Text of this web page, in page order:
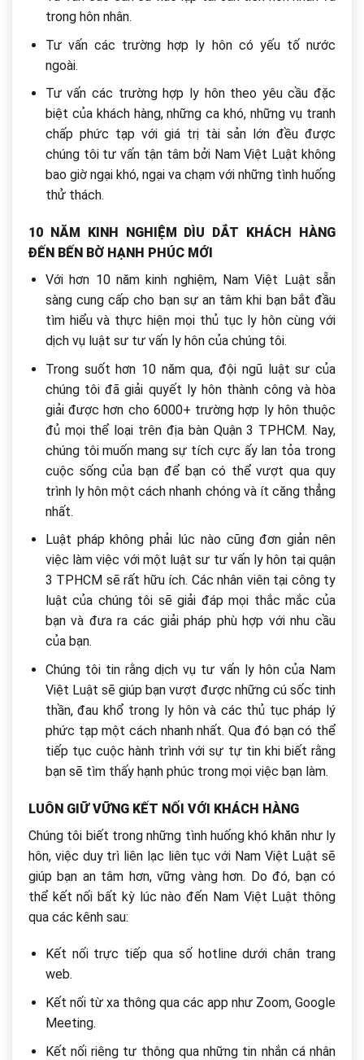
trong hôn nhân.
Tư vấn các trường hợp ly hôn có yếu tố nước
ngoài.
Tư vấn các trường hợp ly hôn theo yêu cầu đặc
biệt của khách hàng, những ca khó, những vụ tranh
chấp phức tạp với giá trị tài sản lớn đều được
chúng tôi tư vấn tận tâm bởi Nam Việt Luật không
bao giờ ngại khó, ngại va chạm với những tình huống
thử thách.
10 NĂM KINH NGHIỆM DÌU DẮT KHÁCH HÀNG
ĐẾN BẾN BỜ HẠNH PHÚC MỚI
Với hơn 10 năm kinh nghiệm, Nam Việt Luật sẵn
sàng cung cấp cho bạn sự an tâm khi bạn bắt đầu
tìm hiểu và thực hiện mọi thủ tục ly hôn cùng với
dịch vụ luật sư tư vấn ly hôn của chúng tôi.
Trong suốt hơn 10 năm qua, đội ngũ luật sư của
chúng tôi đã giải quyết ly hôn thành công và hòa
giải được hơn cho 6000+ trường hợp ly hôn thuộc
đủ mọi thể loại trên địa bàn Quận 3 TPHCM. Nay,
chúng tôi muốn mang sự tích cực ấy lan tỏa trong
cuộc sống của bạn để bạn có thể vượt qua quy
trình ly hôn một cách nhanh chóng và ít căng thẳng
nhất.
Luật pháp không phải lúc nào cũng đơn giản nên
việc làm việc với một luật sư tư vấn ly hôn tại quận
3 TPHCM sẽ rất hữu ích. Các nhân viên tại công ty
luật của chúng tôi sẽ giải đáp mọi thắc mắc của
bạn và đưa ra các giải pháp phù hợp với nhu cầu
của bạn.
Chúng tôi tin rằng dịch vụ tư vấn ly hôn của Nam
Việt Luật sẽ giúp bạn vượt được những cú sốc tinh
thần, đau khổ trong ly hôn và các thủ tục pháp lý
phức tạp một cách nhanh nhất. Qua đó bạn có thể
tiếp tục cuộc hành trình với sự tự tin khi biết rằng
bạn sẽ tìm thấy hạnh phúc trong mọi việc bạn làm.
LUÔN GIỮ VỮNG KẾT NỐI VỚI KHÁCH HÀNG
Chúng tôi biết trong những tình huống khó khăn như ly
hôn, việc duy trì liên lạc liên tục với Nam Việt Luật sẽ
giúp bạn an tâm hơn, vững vàng hơn. Do đó, bạn có
thể kết nối bất kỳ lúc nào đến Nam Việt Luật thông
qua các kênh sau:
Kết nối trực tiếp qua số hotline dưới chân trang
web.
Kết nối từ xa thông qua các app như Zoom, Google
Meeting.
Kết nối riêng tư thông qua những tin nhắn cá nhân